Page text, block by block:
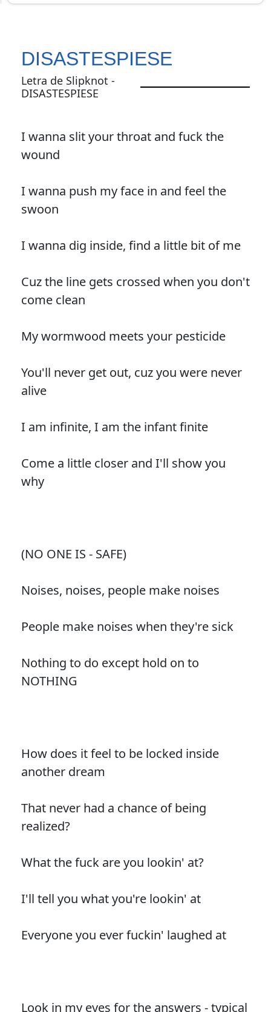
DISASTESPIESE
Letra de Slipknot -
DISASTESPIESE
I wanna slit your throat and fuck the
wound
I wanna push my face in and feel the
swoon
I wanna dig inside, find a little bit of me
Cuz the line gets crossed when you don't
come clean
My wormwood meets your pesticide
You'll never get out, cuz you were never
alive
I am infinite, I am the infant finite
Come a little closer and I'll show you
why
(NO ONE IS - SAFE)
Noises, noises, people make noises
People make noises when they're sick
Nothing to do except hold on to
NOTHING
How does it feel to be locked inside
another dream
That never had a chance of being
realized?
What the fuck are you lookin' at?
I'll tell you what you're lookin' at
Everyone you ever fuckin' laughed at
Look in my eyes for the answers - typical